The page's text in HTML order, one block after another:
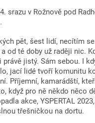
srazu v Rožnově pod
pět, šest lidí, necítím
od té doby už raději nic.
jistý. Sám sebou. I
jací lidé tvoří komunitu
Příjemní, kamarádští,
když pro ně někdo něco
akce, YSPERTAL
třešničkou na dortu.